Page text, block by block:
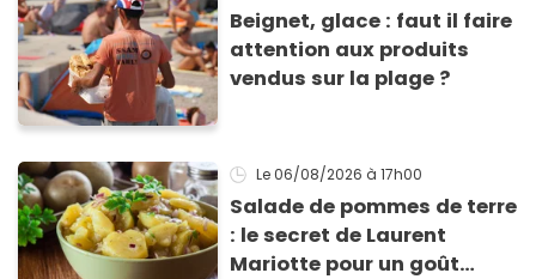
Beignet, glace : faut il faire
attention aux produits
vendus sur la plage ?
Le 06/08/2026 à 17h00
Salade de pommes de terre
: le secret de Laurent
Mariotte pour un goût